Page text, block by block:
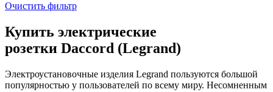
Очистить фильтр
Купить электрические
розетки Daccord (Legrand)
Электроустановочные изделия Legrand пользуются большой
популярностью у пользователей по всему миру. Несомненным